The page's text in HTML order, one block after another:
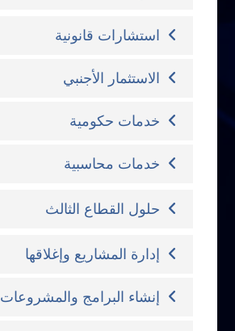
استشارات قانونية
الاستثمار الأجنبي
خدمات حكومية
خدمات محاسبية
حلول القطاع الثالث
إدارة المشاريع وإغلاقها
إنشاء البرامج والمشروعات